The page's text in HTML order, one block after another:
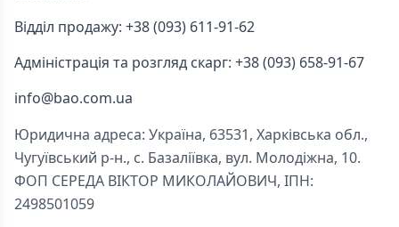
Відділ продажу: +38 (093) 611-91-62
Адміністрація та розгляд скарг: +38 (093) 658-91-67
info@bao.com.ua
Юридична адреса: Україна, 63531, Харківська обл.,
Чугуївський р-н., с. Базаліївка, вул. Молодіжна, 10.
ФОП СЕРЕДА ВІКТОР МИКОЛАЙОВИЧ, ІПН:
2498501059